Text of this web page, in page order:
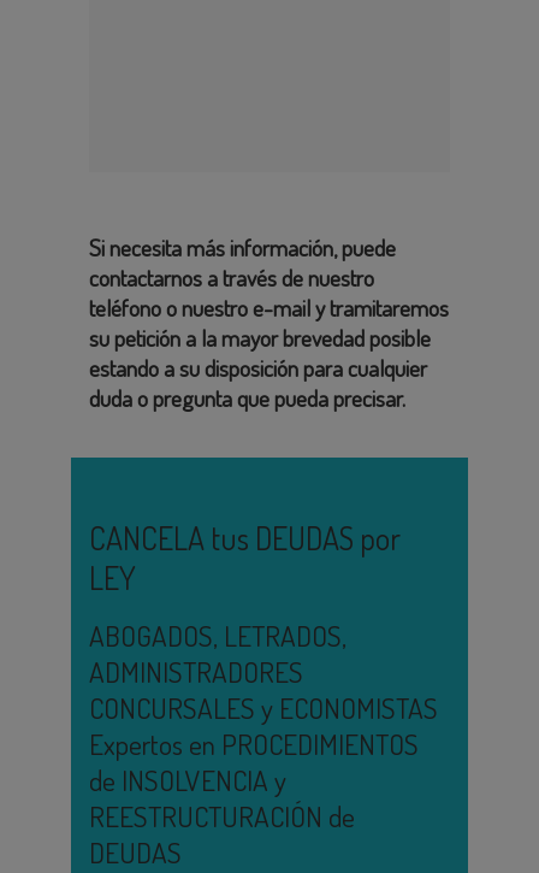
Si necesita más información, puede
contactarnos a través de nuestro
teléfono o nuestro e-mail y tramitaremos
su petición a la mayor brevedad posible
estando a su disposición para cualquier
duda o pregunta que pueda precisar.
CANCELA tus DEUDAS por
LEY
ABOGADOS, LETRADOS,
ADMINISTRADORES
CONCURSALES y ECONOMISTAS
Expertos en PROCEDIMIENTOS
de INSOLVENCIA y
REESTRUCTURACIÓN de
DEUDAS